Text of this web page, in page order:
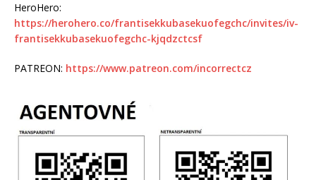
HeroHero:
https://herohero.co/frantisekkubasekuofegchc/invites/iv-
frantisekkubasekuofegchc-kjqdzctcsf
PATREON: https://www.patreon.com/incorrectcz